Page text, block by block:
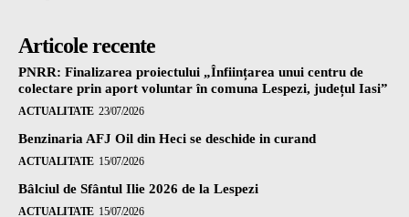
Articole recente
PNRR: Finalizarea proiectului „Înființarea unui centru de
colectare prin aport voluntar în comuna Lespezi, județul Iasi”
ACTUALITATE 23/07/2026
Benzinaria AFJ Oil din Heci se deschide in curand
ACTUALITATE 15/07/2026
Bâlciul de Sfântul Ilie 2026 de la Lespezi
ACTUALITATE 15/07/2026